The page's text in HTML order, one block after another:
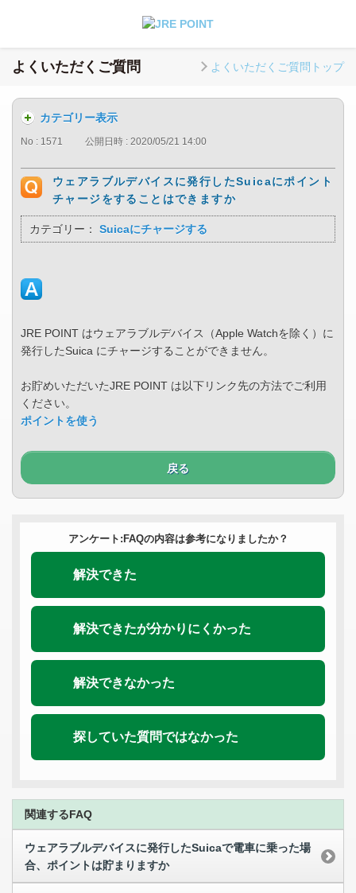
よくいただくご質問 よくいただくご質問トップ
カテゴリー表示
No : 1571 公開日時 : 2020/05/21 14:00
ウェアラブルデバイスに発行したSuicaにポイント
チャージをすることはできますか
カテゴリー： Suicaにチャージする
JRE POINT はウェアラブルデバイス（Apple Watchを除く）に
発行したSuica にチャージすることができません。
お貯めいただいたJRE POINT は以下リンク先の方法でご利用
ください。
ポイントを使う
戻る
アンケート:FAQの内容は参考になりましたか？
解決できた
解決できたが分かりにくかった
解決できなかった
探していた質問ではなかった
関連するFAQ
ウェアラブルデバイスに発行したSuicaで電車に乗った場
合、ポイントは貯まりますか